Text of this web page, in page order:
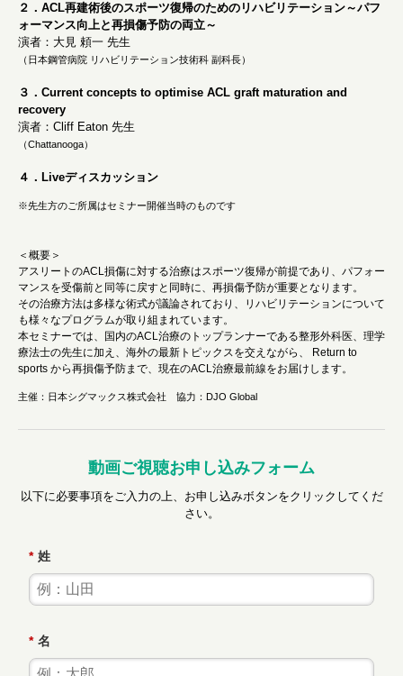
２．ACL再建術後のスポーツ復帰のためのリハビリテーション～パフ
ォーマンス向上と再損傷予防の両立～
演者：大見 頼一 先生
（日本鋼管病院 リハビリテーション技術科 副科長）
３．Current concepts to optimise ACL graft maturation and
recovery
演者：Cliff Eaton 先生
（Chattanooga）
４．Liveディスカッション
※先生方のご所属はセミナー開催当時のものです
＜概要＞
アスリートのACL損傷に対する治療はスポーツ復帰が前提であり、パフォー
マンスを受傷前と同等に戻すと同時に、再損傷予防が重要となります。
その治療方法は多様な術式が議論されており、リハビリテーションについて
も様々なプログラムが取り組まれています。
本セミナーでは、国内のACL治療のトップランナーである整形外科医、理学
療法士の先生に加え、海外の最新トピックスを交えながら、 Return to
sports から再損傷予防まで、現在のACL治療最前線をお届けします。
主催：日本シグマックス株式会社 協力：DJO Global
動画ご視聴お申し込みフォーム
以下に必要事項をご入力の上、お申し込みボタンをクリックしてくだ
さい。
* 姓
* 名